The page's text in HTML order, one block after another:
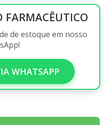
FARMACÊUTICO
de estoque em nosso
WHATSAPP